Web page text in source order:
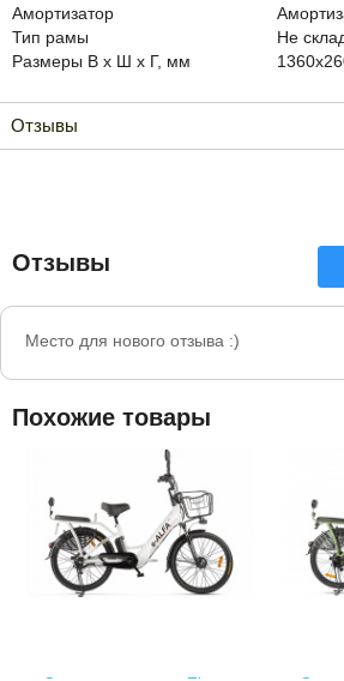
Амортизатор
Тип рамы
Не
Размеры В х Ш х Г, мм
Отзывы
Отзывы
Место для нового отзыва :)
Похожие товары